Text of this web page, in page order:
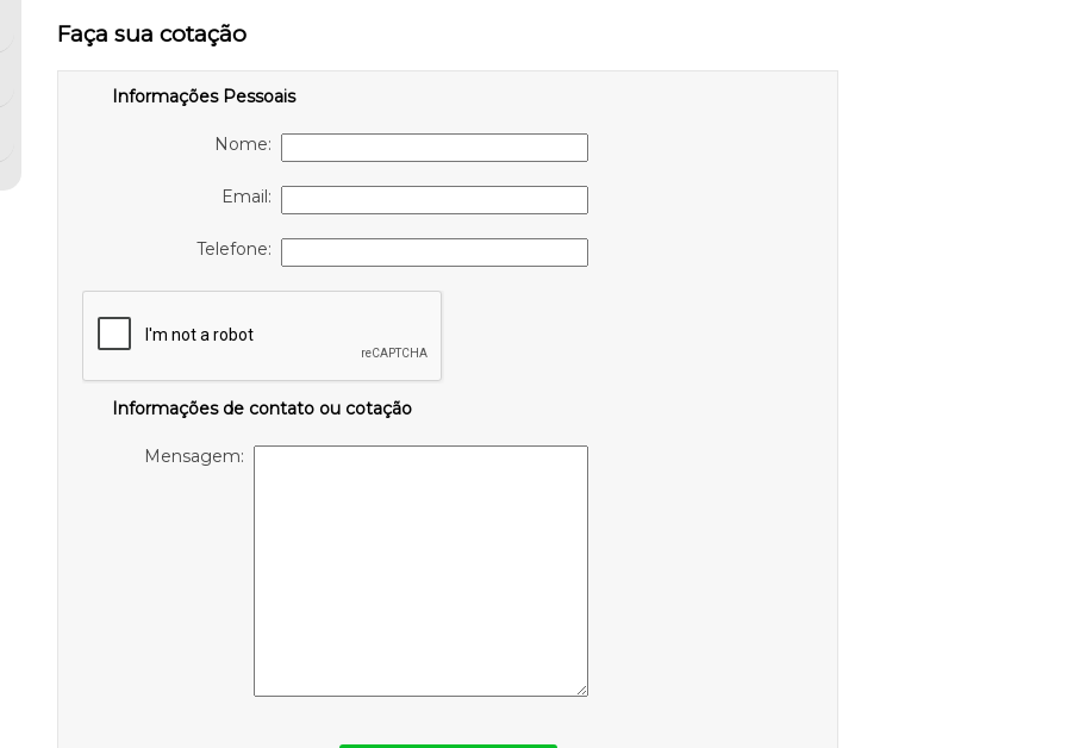
Faça sua cotação
Informações Pessoais
Nome:
Email:
Telefone:
Informações de contato ou cotação
Mensagem: